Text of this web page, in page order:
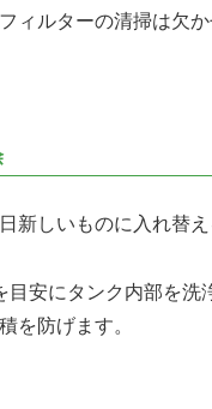
ィルターの清掃は欠か
新しいものに入れ替え
目安にタンク内部を洗
を防げます。